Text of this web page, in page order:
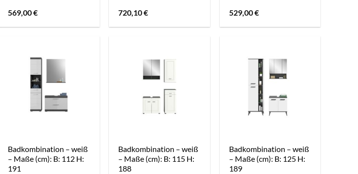
569,00€
720,10€
529,00€
Badkombination – weiß
– Maße (cm): B: 112 H:
191
Badkombination – weiß
– Maße (cm): B: 115 H:
188
Badkombination – weiß
– Maße (cm): B: 125 H:
189